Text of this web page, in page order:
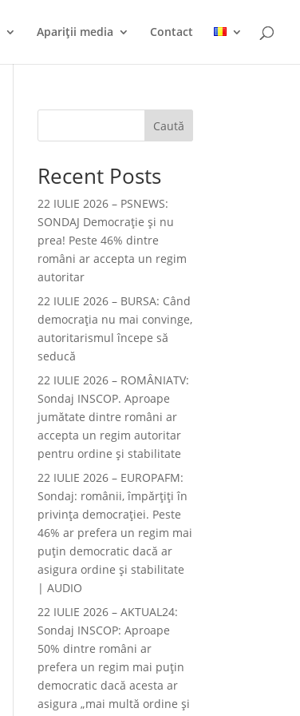
Apariții media Contact
Caută
Recent Posts
22 IULIE 2026 – PSNEWS:
SONDAJ Democrație și nu
prea! Peste 46% dintre
români ar accepta un regim
autoritar
22 IULIE 2026 – BURSA: Când
democraţia nu mai convinge,
autoritarismul începe să
seducă
22 IULIE 2026 – ROMÂNIATV:
Sondaj INSCOP. Aproape
jumătate dintre români ar
accepta un regim autoritar
pentru ordine și stabilitate
22 IULIE 2026 – EUROPAFM:
Sondaj: românii, împărțiți în
privința democrației. Peste
46% ar prefera un regim mai
puțin democratic dacă ar
asigura ordine și stabilitate
| AUDIO
22 IULIE 2026 – AKTUAL24:
Sondaj INSCOP: Aproape
50% dintre români ar
prefera un regim mai puțin
democratic dacă acesta ar
asigura „mai multă ordine și